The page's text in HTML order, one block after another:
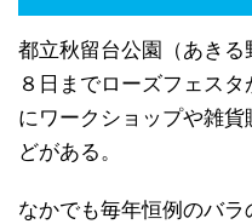
都立秋留台公園（あきる
８日までローズフェス
にワークショップや雑
どがある。
なかでも毎年恒例のバラ